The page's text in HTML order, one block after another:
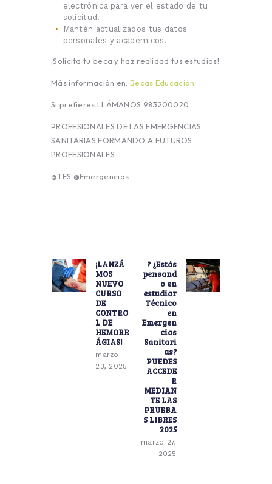
electrónica para ver el estado de tu
solicitud.
Mantén actualizados tus datos
personales y académicos.
¡Solicita tu beca y haz realidad tus estudios!
Más información en:Becas Educación
Si prefieres LLÁMANOS 983200020
PROFESIONALES DE LAS EMERGENCIAS
SANITARIAS FORMANDO A FUTUROS
PROFESIONALES
@TES @Emergencias
entradas
Previous
post:
¡LANZÁ
MOS
NUEVO
CURSO
DE
CONTRO
L DE
HEMORR
ÁGIAS!
marzo
23, 2025
Next
post:
? ¿Estás
pensand
o en
estudiar
Técnico
en
Emergen
cias
Sanitari
as?
PUEDES
ACCEDE
R
MEDIAN
TE LAS
PRUEBA
S LIBRES
2025
marzo 27,
2025